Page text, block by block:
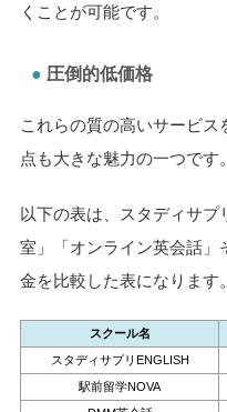
くことが可能です。
圧倒的低価格
これらの質の高いサービ
点も大きな魅力の一つです。
以下の表は、スタディサ
室」「オンライン英会話」
金を比較した表になります。
スクール名
スタディサプリENGLISH
駅前留学NOVA